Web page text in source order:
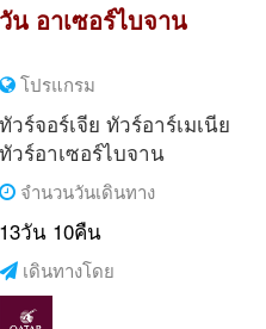
น อาเซอร์ไบจาน
โปรแกรม
ทัวร์จอร์เจีย ทัวร์อาร์เมเนีย
ทัวร์อาเซอร์ไบจาน
จำนวนวันเดินทาง
13วัน 10คืน
เดินทางโดย